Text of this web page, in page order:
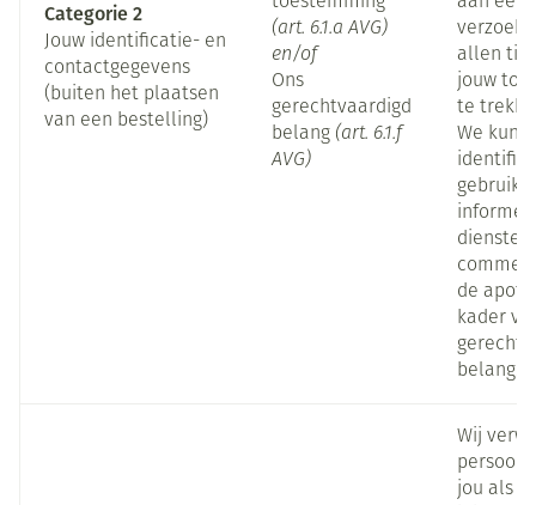
Categorie 2
Jouw identificatie- en
contactgegevens
(buiten het plaatsen
van een bestelling)
(art. 6.1.a AVG)
en/of
Ons
gerechtvaardigd
belang (art. 6.1.f
AVG)
verzoek.
allen
jouw
te
We
diensten
de
kader
belang.
Wij
jou als